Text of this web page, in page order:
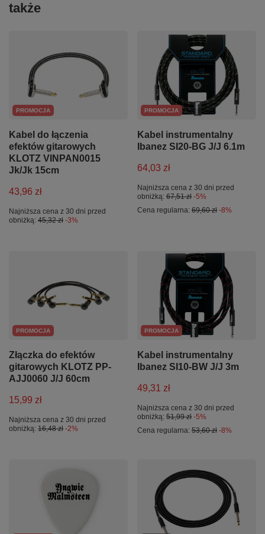
także
PROMOCJA
Kabel do łączenia
efektów gitarowych
KLOTZ VINPAN0015
Jk/Jk 15cm
43,96 zł
Najniższa cena z 30 dni przed
obniżką: 45,32 zł -3%
PROMOCJA
Kabel instrumentalny
Ibanez SI20-BG J/J 6.1m
64,03 zł
Najniższa cena z 30 dni przed
obniżką: 67,51 zł -5%
Cena regularna: 69,60 zł -8%
PROMOCJA
Złączka do efektów
gitarowych KLOTZ PP-
AJJ0060 J/J 60cm
15,99 zł
Najniższa cena z 30 dni przed
obniżką: 16,48 zł -2%
PROMOCJA
Kabel instrumentalny
Ibanez SI10-BW J/J 3m
49,31 zł
Najniższa cena z 30 dni przed
obniżką: 51,99 zł -5%
Cena regularna: 53,60 zł -8%